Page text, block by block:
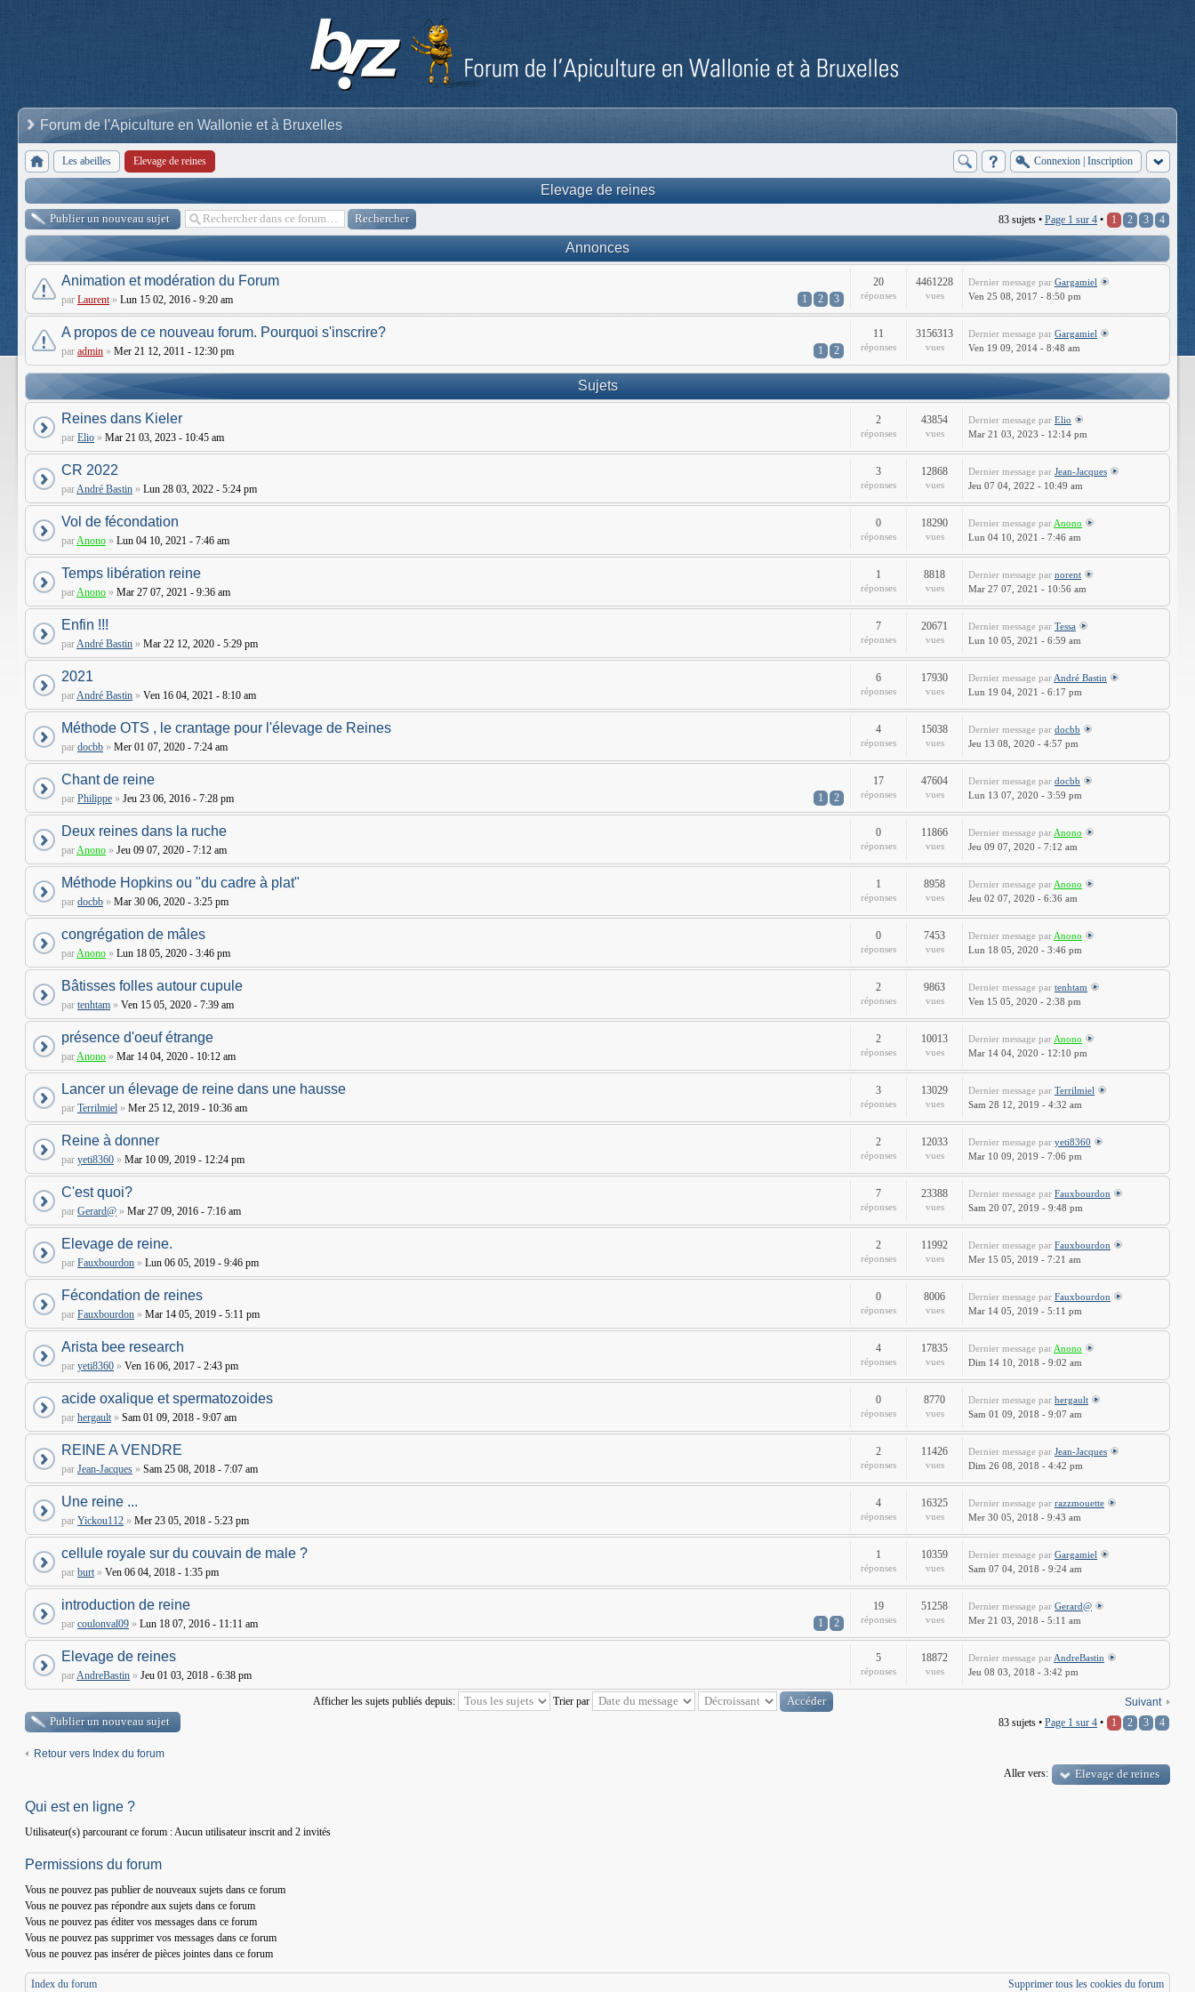
Forum de l'Apiculture en Wallonie et à Bruxelles
Les abeilles Elevage de reines Connexion Inscription
Elevage de reines
Publier un nouveau sujet 83 sujets • Page 1 sur 4 • 1 2 3 4
Annonces
Animation et modération du Forum
1 2 3
par Laurent » Lun 15 02, 2016 - 9:20 am
20
réponses
4461228
vues
Dernier message par Gargamiel
Ven 25 08, 2017 - 8:50 pm
A propos de ce nouveau forum. Pourquoi s'inscrire?
1 2
par admin » Mer 21 12, 2011 - 12:30 pm
11
réponses
3156313
vues
Dernier message par Gargamiel
Ven 19 09, 2014 - 8:48 am
Sujets
Reines dans Kieler
par Elio » Mar 21 03, 2023 - 10:45 am
2
réponses
43854
vues
Dernier message par Elio
Mar 21 03, 2023 - 12:14 pm
CR 2022
parAndré Bastin » Lun 28 03, 2022 - 5:24 pm
3
réponses
12868
vues
Dernier message par Jean-Jacques
Jeu 07 04, 2022 - 10:49 am
Vol de fécondation
parAnono » Lun 04 10, 2021 - 7:46 am
0
réponses
18290
vues
Dernier message par Anono
Lun 04 10, 2021 - 7:46 am
Temps libération reine
parAnono » Mar 27 07, 2021 - 9:36 am
1
réponses
8818
vues
Dernier message par norent
Mar 27 07, 2021 - 10:56 am
Enfin !!!
parAndré Bastin » Mar 22 12, 2020 - 5:29 pm
7
réponses
20671
vues
Dernier message par Tessa
Lun 10 05, 2021 - 6:59 am
2021
parAndré Bastin » Ven 16 04, 2021 - 8:10 am
6
réponses
17930
vues
Dernier message par André Bastin
Lun 19 04, 2021 - 6:17 pm
Méthode OTS , le crantage pour l'élevage de Reines
par docbb » Mer 01 07, 2020 - 7:24 am
4
réponses
15038
vues
Dernier message par docbb
Jeu 13 08, 2020 - 4:57 pm
Chant de reine
1 2
par Philippe » Jeu 23 06, 2016 - 7:28 pm
17
réponses
47604
vues
Dernier message par docbb
Lun 13 07, 2020 - 3:59 pm
Deux reines dans la ruche
parAnono » Jeu 09 07, 2020 - 7:12 am
0
réponses
11866
vues
Dernier message par Anono
Jeu 09 07, 2020 - 7:12 am
Méthode Hopkins ou "du cadre à plat"
par docbb » Mar 30 06, 2020 - 3:25 pm
1
réponses
8958
vues
Dernier message par Anono
Jeu 02 07, 2020 - 6:36 am
congrégation de mâles
parAnono » Lun 18 05, 2020 - 3:46 pm
0
réponses
7453
vues
Dernier message par Anono
Lun 18 05, 2020 - 3:46 pm
Bâtisses folles autour cupule
par tenhtam » Ven 15 05, 2020 - 7:39 am
2
réponses
9863
vues
Dernier message par tenhtam
Ven 15 05, 2020 - 2:38 pm
présence d'oeuf étrange
parAnono » Mar 14 04, 2020 - 10:12 am
2
réponses
10013
vues
Dernier message par Anono
Mar 14 04, 2020 - 12:10 pm
Lancer un élevage de reine dans une hausse
par Terrilmiel » Mer 25 12, 2019 - 10:36 am
3
réponses
13029
vues
Dernier message par Terrilmiel
Sam 28 12, 2019 - 4:32 am
Reine à donner
par yeti8360 » Mar 10 09, 2019 - 12:24 pm
2
réponses
12033
vues
Dernier message par yeti8360
Mar 10 09, 2019 - 7:06 pm
C'est quoi?
par Gerard@ » Mar 27 09, 2016 - 7:16 am
7
réponses
23388
vues
Dernier message par Fauxbourdon
Sam 20 07, 2019 - 9:48 pm
Elevage de reine.
par Fauxbourdon » Lun 06 05, 2019 - 9:46 pm
2
réponses
11992
vues
Dernier message par Fauxbourdon
Mer 15 05, 2019 - 7:21 am
Fécondation de reines
par Fauxbourdon » Mar 14 05, 2019 - 5:11 pm
0
réponses
8006
vues
Dernier message par Fauxbourdon
Mar 14 05, 2019 - 5:11 pm
Arista bee research
par yeti8360 » Ven 16 06, 2017 - 2:43 pm
4
réponses
17835
vues
Dernier message par Anono
Dim 14 10, 2018 - 9:02 am
acide oxalique et spermatozoides
par hergault » Sam 01 09, 2018 - 9:07 am
0
réponses
8770
vues
Dernier message par hergault
Sam 01 09, 2018 - 9:07 am
REINE A VENDRE
par Jean-Jacques » Sam 25 08, 2018 - 7:07 am
2
réponses
11426
vues
Dernier message par Jean-Jacques
Dim 26 08, 2018 - 4:42 pm
Une reine ...
par Yickou112 » Mer 23 05, 2018 - 5:23 pm
4
réponses
16325
vues
Dernier message par razzmouette
Mer 30 05, 2018 - 9:43 am
cellule royale sur du couvain de male ?
par burt » Ven 06 04, 2018 - 1:35 pm
1
réponses
10359
vues
Dernier message par Gargamiel
Sam 07 04, 2018 - 9:24 am
introduction de reine
1 2
par coulonval09 » Lun 18 07, 2016 - 11:11 am
19
réponses
51258
vues
Dernier message par Gerard@
Mer 21 03, 2018 - 5:11 am
Elevage de reines
parAndreBastin » Jeu 01 03, 2018 - 6:38 pm
5
réponses
18872
vues
Dernier message par AndreBastin
Jeu 08 03, 2018 - 3:42 pm
Suivant
Afficher les sujets publiés depuis: Trier par
Publier un nouveau sujet 83 sujets • Page 1 sur 4 • 1 2 3 4
Retour vers Index du forum
Aller vers:
Elevage de reines
Qui est en ligne ?
Utilisateur(s) parcourant ce forum : Aucun utilisateur inscrit and 2 invités
Permissions du forum
Vous ne pouvez pas publier de nouveaux sujets dans ce forum
Vous ne pouvez pas répondre aux sujets dans ce forum
Vous ne pouvez pas éditer vos messages dans ce forum
Vous ne pouvez pas supprimer vos messages dans ce forum
Vous ne pouvez pas insérer de pièces jointes dans ce forum
Index du forum Supprimer tous les cookies du forum